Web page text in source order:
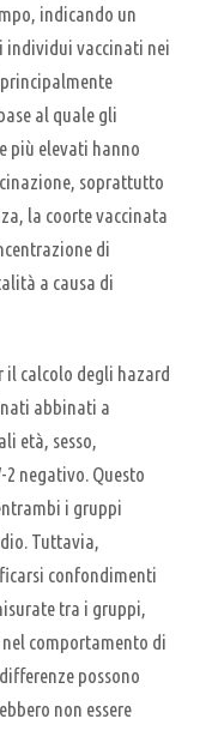
indicando un
individui vaccinati nei
al quale gli
più elevati hanno
soprattutto
la coorte vaccinata
di
a causa di
il calcolo degli hazard
abbinati a
età, sesso,
2 negativo. Questo
i gruppi
Tuttavia,
confondimenti
tra i gruppi,
comportamento di
possono
non essere